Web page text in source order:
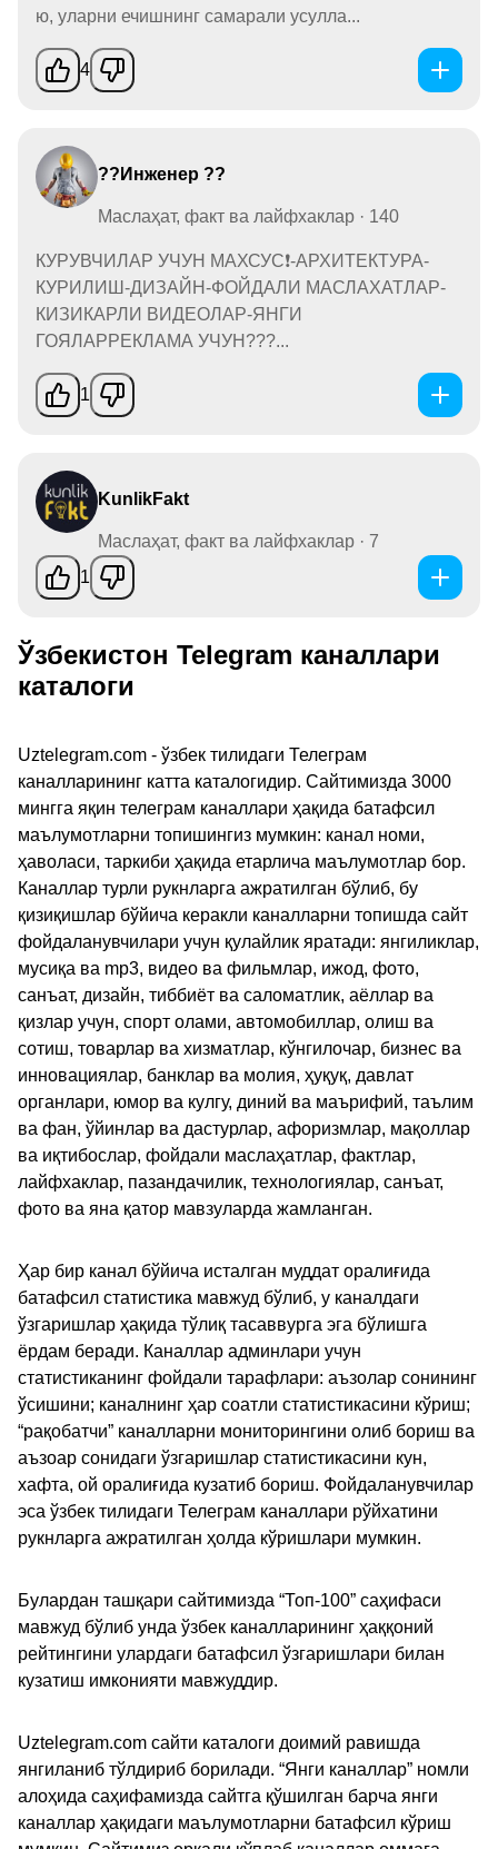
ю, уларни ечишнинг самарали усулла...
4
??Инженер ??
Маслаҳат, факт ва лайфхаклар · 140
КУРУВЧИЛАР УЧУН МАХСУС❗-АРХИТЕКТУРА-
КУРИЛИШ-ДИЗАЙН-ФОЙДАЛИ МАСЛАХАТЛАР-
КИЗИКАРЛИ ВИДЕОЛАР-ЯНГИ
ГОЯЛАРРЕКЛАМА УЧУН???...
1
KunlikFakt
Маслаҳат, факт ва лайфхаклар · 7
1
Ўзбекистон Telegram каналлари
каталоги
Uztelegram.com - ўзбек тилидаги Телеграм
каналларининг катта каталогидир. Сайтимизда 3000
мингга яқин телеграм каналлари ҳақида батафсил
маълумотларни топишингиз мумкин: канал номи,
ҳаволаси, таркиби ҳақида етарлича маълумотлар бор.
Каналлар турли рукнларга ажратилган бўлиб, бу
қизиқишлар бўйича керакли каналларни топишда сайт
фойдаланувчилари учун қулайлик яратади: янгиликлар,
мусиқа ва mp3, видео ва фильмлар, ижод, фото,
санъат, дизайн, тиббиёт ва саломатлик, аёллар ва
қизлар учун, спорт олами, автомобиллар, олиш ва
сотиш, товарлар ва хизматлар, кўнгилочар, бизнес ва
инновациялар, банклар ва молия, ҳуқуқ, давлат
органлари, юмор ва кулгу, диний ва маърифий, таълим
ва фан, ўйинлар ва дастурлар, афоризмлар, мақоллар
ва иқтибослар, фойдали маслаҳатлар, фактлар,
лайфхаклар, пазандачилик, технологиялар, санъат,
фото ва яна қатор мавзуларда жамланган.
Ҳар бир канал бўйича исталган муддат оралиғида
батафсил статистика мавжуд бўлиб, у каналдаги
ўзгаришлар ҳақида тўлиқ тасаввурга эга бўлишга
ёрдам беради. Каналлар админлари учун
статистиканинг фойдали тарафлари: аъзолар сонининг
ўсишини; каналнинг ҳар соатли статистикасини кўриш;
“рақобатчи” каналларни мониторингини олиб бориш ва
аъзоар сонидаги ўзгаришлар статистикасини кун,
хафта, ой оралиғида кузатиб бориш. Фойдаланувчилар
эса ўзбек тилидаги Телеграм каналлари рўйхатини
рукнларга ажратилган ҳолда кўришлари мумкин.
Булардан ташқари сайтимизда “Топ-100” саҳифаси
мавжуд бўлиб унда ўзбек каналларининг ҳаққоний
рейтингини улардаги батафсил ўзгаришлари билан
кузатиш имконияти мавжуддир.
Uztelegram.com сайти каталоги доимий равишда
янгиланиб тўлдириб борилади. “Янги каналлар” номли
алоҳида саҳифамизда сайтга қўшилган барча янги
каналлар ҳақидаги маълумотларни батафсил кўриш